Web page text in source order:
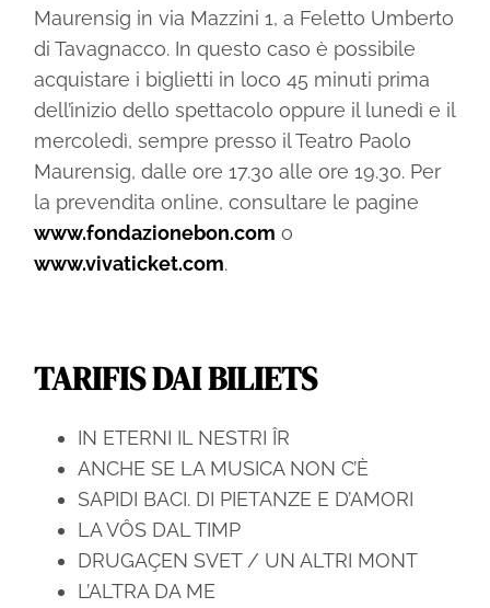
Maurensig in via Mazzini 1, a Feletto Umberto
di Tavagnacco. In questo caso è possibile
acquistare i biglietti in loco 45 minuti prima
dell’inizio dello spettacolo oppure il lunedì e il
mercoledì, sempre presso il Teatro Paolo
Maurensig, dalle ore 17.30 alle ore 19.30. Per
la prevendita online, consultare le pagine
www.fondazionebon.com o
www.vivaticket.com.
TARIFIS DAI BILIETS
IN ETERNI IL NESTRI ÎR
ANCHE SE LA MUSICA NON C’È
SAPIDI BACI. DI PIETANZE E D’AMORI
LA VÔS DAL TIMP
DRUGAÇEN SVET / UN ALTRI MONT
L’ALTRA DA ME